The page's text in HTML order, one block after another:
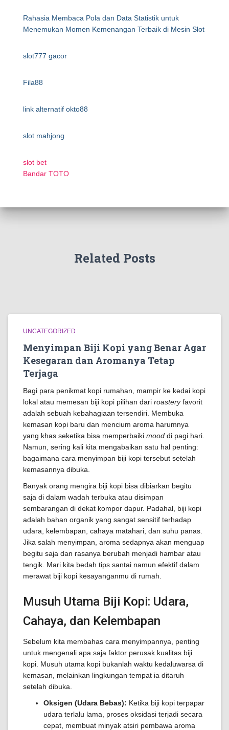
Rahasia Membaca Pola dan Data Statistik untuk
Menemukan Momen Kemenangan Terbaik di Mesin Slot
slot777 gacor
Fila88
link alternatif okto88
slot mahjong
slot bet
Bandar TOTO
Related Posts
UNCATEGORIZED
Menyimpan Biji Kopi yang Benar Agar
Kesegaran dan Aromanya Tetap
Terjaga
Bagi para penikmat kopi rumahan, mampir ke kedai kopi
lokal atau memesan biji kopi pilihan dari roasteryfavorit
adalah sebuah kebahagiaan tersendiri. Membuka
kemasan kopi baru dan mencium aroma harumnya
yang khas seketika bisa memperbaiki mood di pagi hari.
Namun, sering kali kita mengabaikan satu hal penting:
bagaimana cara menyimpan biji kopi tersebut setelah
kemasannya dibuka.
Banyak orang mengira biji kopi bisa dibiarkan begitu
saja di dalam wadah terbuka atau disimpan
sembarangan di dekat kompor dapur. Padahal, biji kopi
adalah bahan organik yang sangat sensitif terhadap
udara, kelembapan, cahaya matahari, dan suhu panas.
Jika salah menyimpan, aroma sedapnya akan menguap
begitu saja dan rasanya berubah menjadi hambar atau
tengik. Mari kita bedah tips santai namun efektif dalam
merawat biji kopi kesayanganmu di rumah.
Musuh Utama Biji Kopi: Udara,
Cahaya, dan Kelembapan
Sebelum kita membahas cara menyimpannya, penting
untuk mengenali apa saja faktor perusak kualitas biji
kopi. Musuh utama kopi bukanlah waktu kedaluwarsa di
kemasan, melainkan lingkungan tempat ia ditaruh
setelah dibuka.
Oksigen (Udara Bebas): Ketika biji kopi terpapar
udara terlalu lama, proses oksidasi terjadi secara
cepat, membuat minyak atsiri pembawa aroma